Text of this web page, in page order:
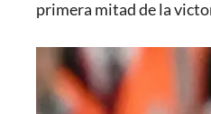
primera mitad de la